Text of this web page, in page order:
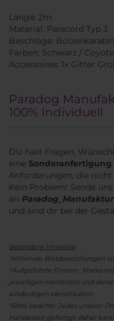
Länge: 2m
Material: Paracord Typ 3
Beschläge:
Farben: Schwarz /
Accessoires: 1x Gitter
Paradog
100% Individuell
DU hast Fragen,
eine Sonderanfertigung
Anforderungen, die
Kein Problem! Sende
an
und sind dir bei der
Besondere Hinweise
¹Minimale Bildabweichungen
²Aufgeführte Firmen-,
jeweiligen Herstellers und
eindeutigen Identifikation.
³Bitte beachte: Jedes unserer
Handarbeit gefertigt, daher